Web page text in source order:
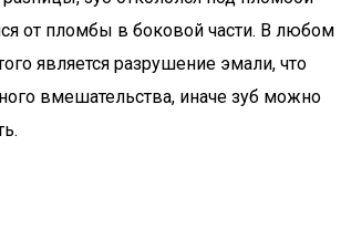
от пломбы в боковой части. В любом
является разрушение эмали, что
вмешательства, иначе зуб можно